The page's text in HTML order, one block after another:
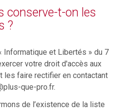
conserve-t-on les
?
Informatique et Libertés » du 7
votre droit d'accès aux
les faire rectifier en contactant
que-pro.fr.
de l’existence de la liste